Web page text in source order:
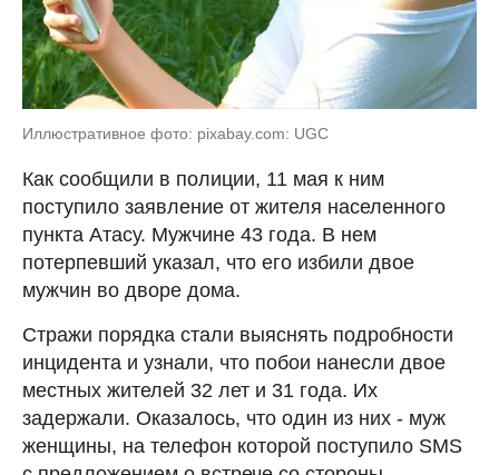
Иллюстративное фото: pixabay.com: UGC
Как сообщили в полиции, 11 мая к ним
поступило заявление от жителя населенного
пункта Атасу. Мужчине 43 года. В нем
потерпевший указал, что его избили двое
мужчин во дворе дома.
Стражи порядка стали выяснять подробности
инцидента и узнали, что побои нанесли двое
местных жителей 32 лет и 31 года. Их
задержали. Оказалось, что один из них - муж
женщины, на телефон которой поступило SMS